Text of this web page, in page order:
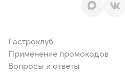
Гастроклуб
Применение промокодов
Вопросы и ответы